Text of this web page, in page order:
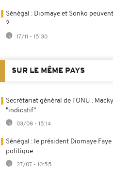
Sénégal : Diomaye et Sonko
?
17/11 - 15:30
SUR LE MÊME PAYS
Secrétariat général de l'ONU :
"indicatif"
03/08 - 15:14
Sénégal : le président Diomaye
politique
27/07 - 10:55